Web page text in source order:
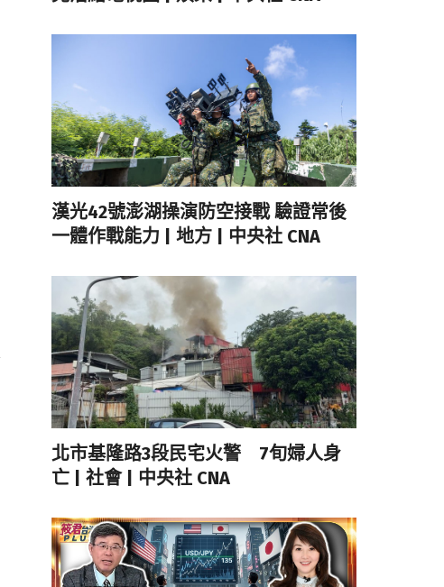
漢光42號澎湖操演防空接戰 驗證常後
一體作戰能力 | 地方 | 中央社 CNA
北市基隆路3段民宅火警 7旬婦人身
亡 | 社會 | 中央社 CNA